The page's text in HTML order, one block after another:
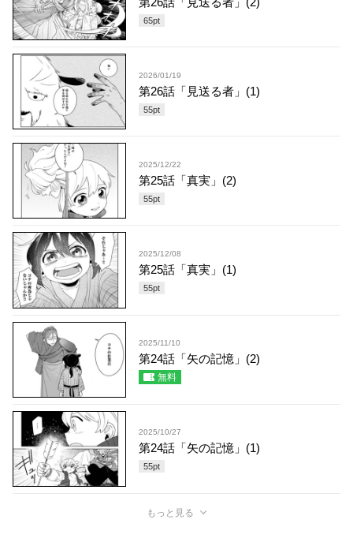
65pt
2026/01/19
第26話「見送る者」(1)
55pt
2025/12/22
第25話「真実」(2)
55pt
2025/12/08
第25話「真実」(1)
55pt
2025/11/10
第24話「矢の記憶」(2)
無料
2025/10/27
第24話「矢の記憶」(1)
55pt
もっと見る